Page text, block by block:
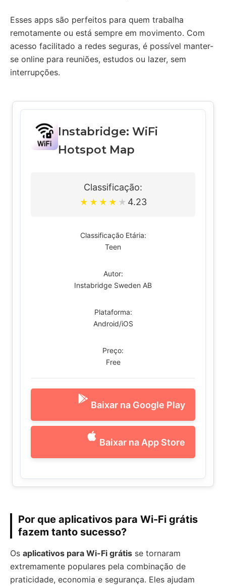
Esses apps são perfeitos para quem trabalha
remotamente ou está sempre em movimento. Com
acesso facilitado a redes seguras, é possível manter-
se online para reuniões, estudos ou lazer, sem
interrupções.
Instabridge: WiFi
Hotspot Map
Classificação:
★ ★ ★ ★ ★ 4.23
Classificação Etária:
Teen
Autor:
Instabridge Sweden AB
Plataforma:
Android/iOS
Preço:
Free
Baixar na Google Play
Baixar na App Store
Por que aplicativos para Wi-Fi grátis
fazem tanto sucesso?
Os aplicativos para Wi-Fi grátis se tornaram
extremamente populares pela combinação de
praticidade, economia e segurança. Eles ajudam